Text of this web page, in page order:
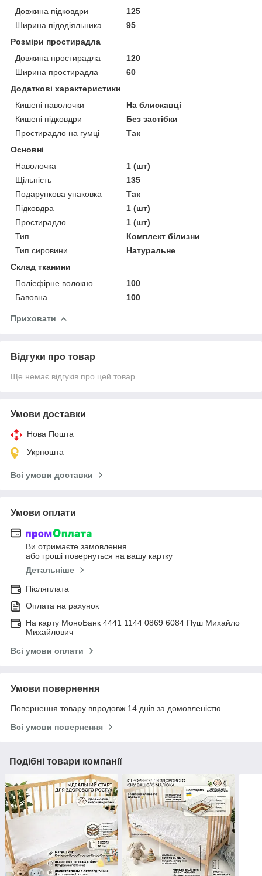
Довжина підковдри
125
Ширина підодіяльника
95
Розміри простирадла
Довжина простирадла
120
Ширина простирадла
60
Додаткові характеристики
Кишені наволочки
На блискавці
Кишені підковдри
Без застібки
Простирадло на гумці
Так
Основні
Наволочка
1 (шт)
Щільність
135
Подарункова упаковка
Так
Підковдра
1 (шт)
Простирадло
1 (шт)
Тип
Комплект білизни
Тип сировини
Натуральне
Склад тканини
Поліефірне волокно
100
Бавовна
100
Приховати
Відгуки про товар
Ще немає відгуків про цей товар
Умови доставки
Нова Пошта
Укрпошта
Всі умови доставки
Умови оплати
Ви отримаєте замовлення
або гроші повернуться на вашу картку
Детальніше
Післяплата
Оплата на рахунок
На карту МоноБанк 4441 1144 0869 6084 Пуш Михайло
Михайлович
Всі умови оплати
Умови повернення
Повернення товару впродовж 14 днів за домовленістю
Всі умови повернення
Подібні товари компанії